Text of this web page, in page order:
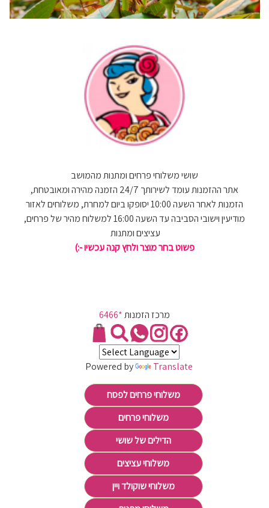
שושי משלוחי פרחים ומתנות מהמושב
אתר ההזמנות עומד לשירותך 24/7 הזמנה מהירה ומאובטחת,
הזמנות לאחר השעה 10:00 יסופקו ביום למחרת, משלוחים לאזור
מודיעין וישובי הסביבה עד השעה 16:00 למשלוח מהיר של פרחים,
עציצים ומתנות
פשוט בחר מוצר ולחץ קנה עכשיו -:)
מרכז הזמנות*6466
Powered by Translate
משלוחי פרחים לפסח
משלוחי פרחים
הדילים של שושי
משלוחי עציצים
משלוחי שוקולד ויין